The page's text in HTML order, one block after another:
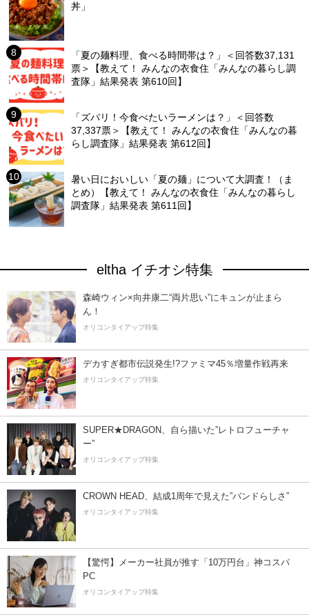
丼」
「夏の麺料理、食べる時間帯は？」＜回答数37,131
票＞【教えて！ みんなの衣食住「みんなの暮らし調
査隊」結果発表 第610回】
「ズバリ！今食べたいラーメンは？」＜回答数
37,337票＞【教えて！ みんなの衣食住「みんなの暮
らし調査隊」結果発表 第612回】
暑い日においしい「夏の麺」について大調査！（ま
とめ）【教えて！ みんなの衣食住「みんなの暮らし
調査隊」結果発表 第611回】
eltha イチオシ特集
森崎ウィン×向井康二“両片思い”にキュンが止まら
ん！
オリコンタイアップ特集
デカすぎ都市伝説発生!?ファミマ45％増量作戦再来
オリコンタイアップ特集
SUPER★DRAGON、自ら描いた”レトロフューチャ
ー”
オリコンタイアップ特集
CROWN HEAD、結成1周年で見えた”バンドらしさ”
オリコンタイアップ特集
【驚愕】メーカー社員が推す「10万円台」神コスパ
PC
オリコンタイアップ特集